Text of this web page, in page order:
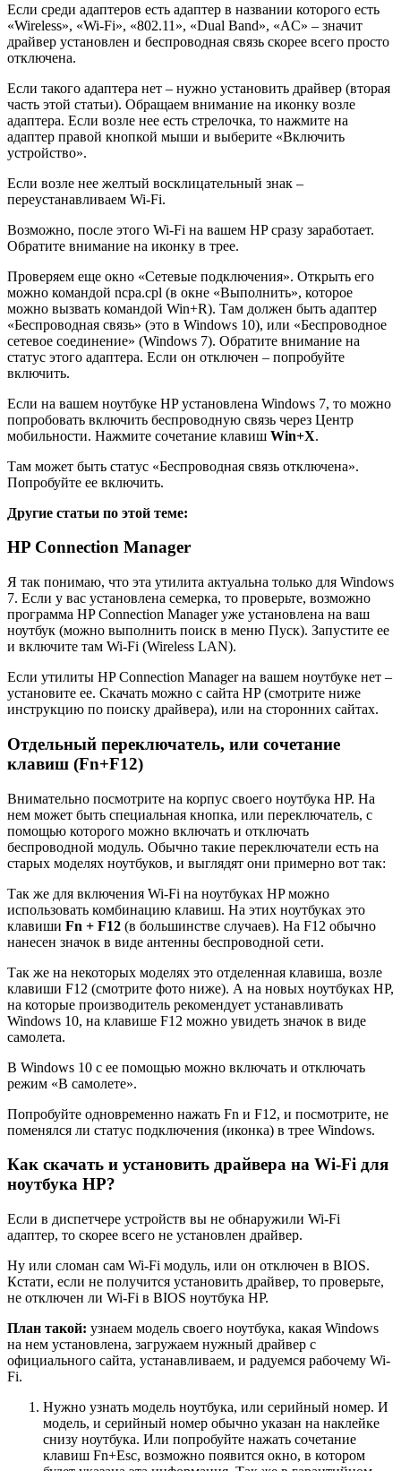
Если среди адаптеров есть адаптер в названии которого есть
«Wireless», «Wi-Fi», «802.11», «Dual Band», «AC» – значит
драйвер установлен и беспроводная связь скорее всего просто
отключена.
Если такого адаптера нет – нужно установить драйвер (вторая
часть этой статьи). Обращаем внимание на иконку возле
адаптера. Если возле нее есть стрелочка, то нажмите на
адаптер правой кнопкой мыши и выберите «Включить
устройство».
Если возле нее желтый восклицательный знак –
переустанавливаем Wi-Fi.
Возможно, после этого Wi-Fi на вашем HP сразу заработает.
Обратите внимание на иконку в трее.
Проверяем еще окно «Сетевые подключения». Открыть его
можно командой ncpa.cpl (в окне «Выполнить», которое
можно вызвать командой Win+R). Там должен быть адаптер
«Беспроводная связь» (это в Windows 10), или «Беспроводное
сетевое соединение» (Windows 7). Обратите внимание на
статус этого адаптера. Если он отключен – попробуйте
включить.
Если на вашем ноутбуке HP установлена Windows 7, то можно
попробовать включить беспроводную связь через Центр
мобильности. Нажмите сочетание клавиш Win+X.
Там может быть статус «Беспроводная связь отключена».
Попробуйте ее включить.
Другие статьи по этой теме:
HP Connection Manager
Я так понимаю, что эта утилита актуальна только для Windows
7. Если у вас установлена семерка, то проверьте, возможно
программа HP Connection Manager уже установлена на ваш
ноутбук (можно выполнить поиск в меню Пуск). Запустите ее
и включите там Wi-Fi (Wireless LAN).
Если утилиты HP Connection Manager на вашем ноутбуке нет –
установите ее. Скачать можно с сайта HP (смотрите ниже
инструкцию по поиску драйвера), или на сторонних сайтах.
Отдельный переключатель, или сочетание
клавиш (Fn+F12)
Внимательно посмотрите на корпус своего ноутбука HP. На
нем может быть специальная кнопка, или переключатель, с
помощью которого можно включать и отключать
беспроводной модуль. Обычно такие переключатели есть на
старых моделях ноутбуков, и выглядят они примерно вот так:
Так же для включения Wi-Fi на ноутбуках HP можно
использовать комбинацию клавиш. На этих ноутбуках это
клавиши Fn + F12 (в большинстве случаев). На F12 обычно
нанесен значок в виде антенны беспроводной сети.
Так же на некоторых моделях это отделенная клавиша, возле
клавиши F12 (смотрите фото ниже). А на новых ноутбуках HP,
на которые производитель рекомендует устанавливать
Windows 10, на клавише F12 можно увидеть значок в виде
самолета.
В Windows 10 с ее помощью можно включать и отключать
режим «В самолете».
Попробуйте одновременно нажать Fn и F12, и посмотрите, не
поменялся ли статус подключения (иконка) в трее Windows.
Как скачать и установить драйвера на Wi-Fi для
ноутбука HP?
Если в диспетчере устройств вы не обнаружили Wi-Fi
адаптер, то скорее всего не установлен драйвер.
Ну или сломан сам Wi-Fi модуль, или он отключен в BIOS.
Кстати, если не получится установить драйвер, то проверьте,
не отключен ли Wi-Fi в BIOS ноутбука HP.
План такой: узнаем модель своего ноутбука, какая Windows
на нем установлена, загружаем нужный драйвер с
официального сайта, устанавливаем, и радуемся рабочему Wi-
Fi.
Нужно узнать модель ноутбука, или серийный номер. И
модель, и серийный номер обычно указан на наклейке
снизу ноутбука. Или попробуйте нажать сочетание
клавиш Fn+Esc, возможно появится окно, в котором